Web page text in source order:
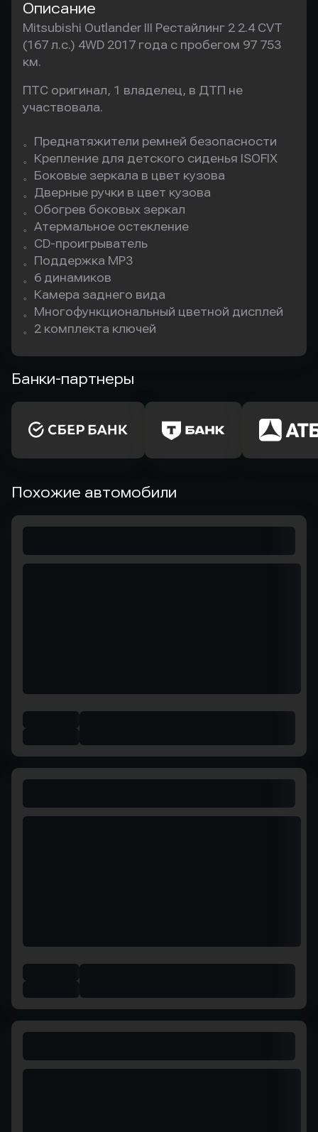
Описание
Mitsubishi Outlander III Рестайлинг 2 2.4 CVT
(167 л.с.) 4WD 2017 года с пробегом 97 753
км.
ПТС оригинал, 1 владелец, в ДТП не
участвовала.
。Преднатяжители ремней безопасности
。Крепление для детского сиденья ISOFIX
。Боковые зеркала в цвет кузова
。Дверные ручки в цвет кузова
。Обогрев боковых зеркал
。Атермальное остекление
。CD-проигрыватель
。Поддержка MP3
。6 динамиков
。Камера заднего вида
。Многофункциональный цветной дисплей
。2 комплекта ключей
Банки-партнеры
Похожие автомобили